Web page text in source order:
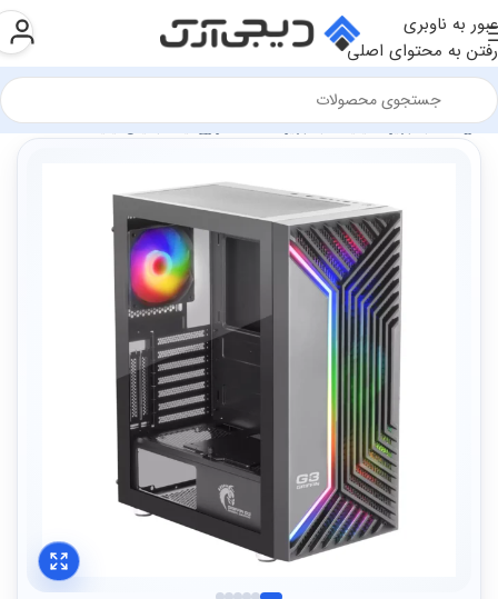
عبور به ناوبری
رفتن به محتوای اصلی
فروشگاه تجهیزات گیمینگ تجهیزات سخت افزاری گیمینگ کیس گیمینگ